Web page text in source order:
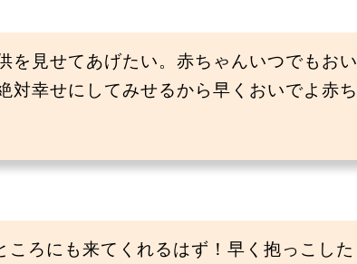
を見せてあげたい。赤ちゃんいつでもおい
対幸せにしてみせるから早くおいでよ赤ち
ろにも来てくれるはず！早く抱っこした